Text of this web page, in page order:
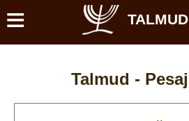
≡
Talmud -